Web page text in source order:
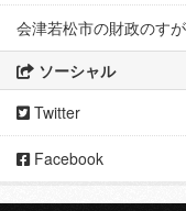
会津若松市の財政のす
ソーシャル
Twitter
Facebook